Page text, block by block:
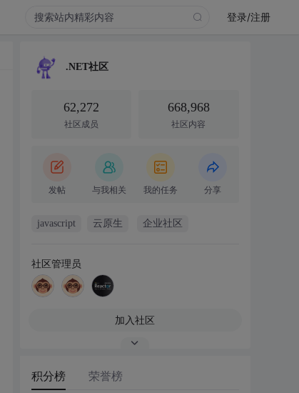
登录/注册
.NET社区
62,272
社区成员
668,968
社区内容
发帖 与我相关 我的任务 分享
javascript 云原生 企业社区
社区管理员
加入社区
积分榜 荣誉榜